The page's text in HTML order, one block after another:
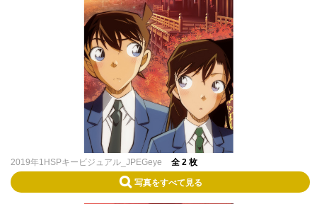
2019年1HSPキービジュアル_JPEGeye 全 2 枚
写真をすべて見る